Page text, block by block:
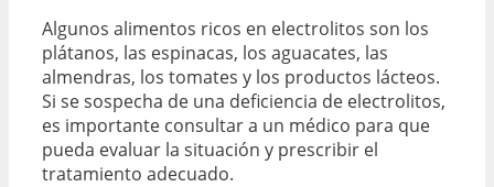
Algunos alimentos ricos en electrolitos son los
plátanos, las espinacas, los aguacates, las
almendras, los tomates y los productos lácteos.
Si se sospecha de una deficiencia de electrolitos,
es importante consultar a un médico para que
pueda evaluar la situación y prescribir el
tratamiento adecuado.